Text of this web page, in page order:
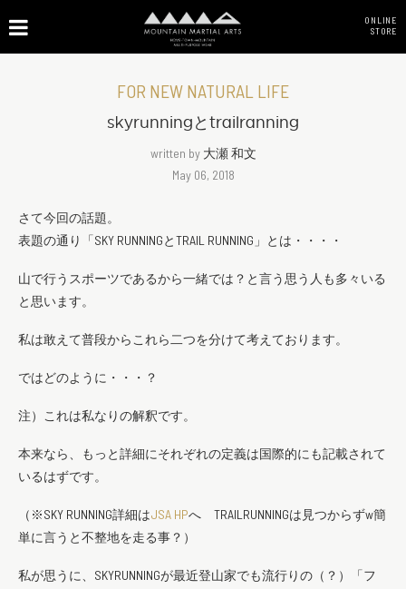
ONLINE
STORE
FOR NEW NATURAL LIFE
skyrunningとtrailranning
written by 大瀬 和文
May 06, 2018
さて今回の話題。
表題の通り「SKY RUNNINGとTRAIL RUNNING」とは・・・・
山で行うスポーツであるから一緒では？と言う思う人も多々いる
と思います。
私は敢えて普段からこれら二つを分けて考えております。
ではどのように・・・？
注）これは私なりの解釈です。
本来なら、もっと詳細にそれぞれの定義は国際的にも記載されて
いるはずです。
（※SKY RUNNING詳細はJSA HPへ TRAILRUNNINGは見つからずw簡
単に言うと不整地を走る事？）
私が思うに、SKYRUNNINGが最近登山家でも流行りの（？）「フ